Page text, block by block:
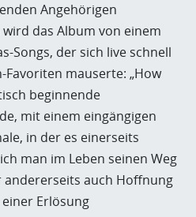
Angehörigen
das Album von einem
Songs, der sich live schnell
mauserte: „How
beginnende
mit einem eingängigen
in der es einerseits
man im Leben seinen Weg
andererseits auch Hoffnung
Erlösung